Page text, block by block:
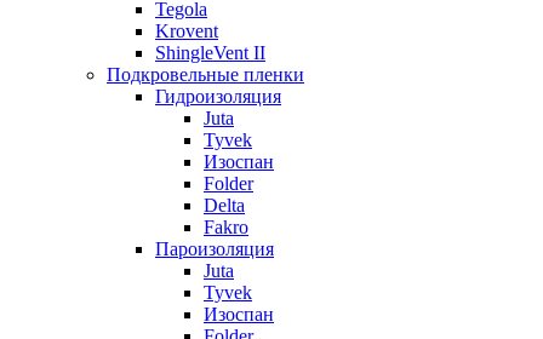
Tegola
Krovent
ShingleVent II
Подкровельные пленки
Гидроизоляция
Juta
Tyvek
Изоспан
Folder
Delta
Fakro
Пароизоляция
Juta
Tyvek
Изоспан